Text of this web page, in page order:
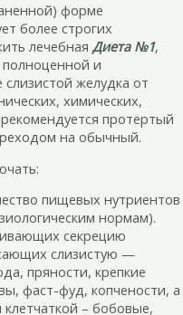
форме
более строгих
лечебная Диета №1,
полноценной и
желудка от
химических,
протертый
на обычный.
пищевых нутриентов
нормам).
секрецию
слизистую —
пряности, крепкие
фаст-фуд, копчености, а
– бобовые,